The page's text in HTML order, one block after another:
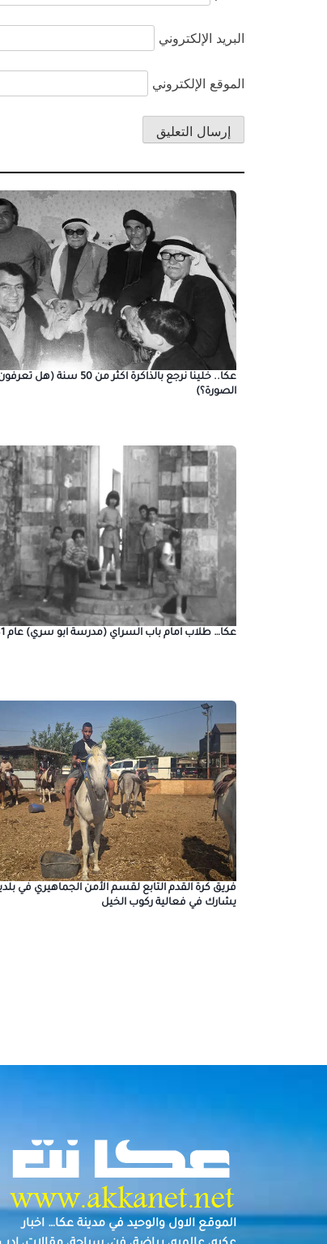
البريد الإلكتروني
الموقع الإلكتروني
عكا.. خلينا نرجع بالذاكرة اكثر من 50
الصورة؟)
عكا… طلاب امام باب السراي (مدرسة ابو سري) عام 1981
فريق كرة القدم التابع لقسم الأمن الجماهيري في
يشارك في فعالية ركوب الخيل
الموقع الاول والوحيد في مدينة عكا… اخبار